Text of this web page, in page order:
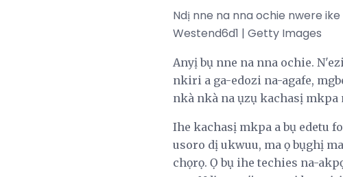
Ndị nne na nna ochie nwere
Westend6d1 | Getty Images
Anyị bụ nne na nna ochie.
nkiri a ga-edozi na-agafe,
nkà nkà na ụzụ kachasị
Ihe kachasị mkpa a bụ edetu
usoro dị ukwuu, ma ọ bụghị
chọrọ. Ọ bụ ihe techies na-